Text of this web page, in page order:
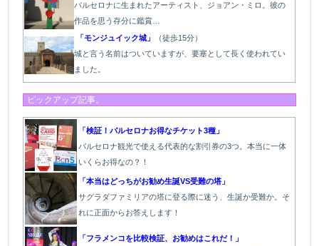
バルセロナに生まれたアーティスト、ジョアン・ミロ。彼の
作品を思う存分に鑑賞…
「モンジュイック城」
（徒歩15分）
城と言う名前はついていますが、要塞として長く使われてい
ました。
ピックアップ記事。
「検証！バルセロナお得なチケット3種」
バルセロナ観光で使える代表的な割引券の3つ。本当に一体
いくらお得なの？！
「本当はどっちがお勧め生誕VS受難の塔」
サグラダファミリアの塔に登る際に迷う、生誕か受難か。そ
れに正面からお答えします！
「フラメンコを比較検証、お勧めはこれだ！」